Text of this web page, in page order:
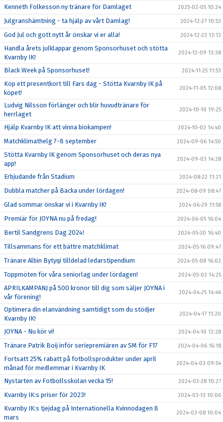
Kenneth Folkesson ny tränare för Damlaget 2025-02-05 10:24
Julgranshämtning - ta hjälp av vårt Damlag! 2024-12-27 10:53
God Jul och gott nytt år önskar vi er alla! 2024-12-23 13:13
Handla årets julklappar genom Sponsorhuset och stötta
Kvarnby IK!
2024-12-09 13:38
Black Week på Sponsorhuset! 2024-11-25 11:53
Köp ett presentkort till Fars dag - Stötta Kvarnby IK på
köpet!
2024-11-05 12:08
Ludvig Nilsson förlänger och blir huvudtränare för
herrlaget
2024-10-10 19:25
Hjälp Kvarnby IK att vinna biokampen! 2024-10-02 14:40
Matchklimathelg 7-8 september 2024-09-06 14:50
Stötta Kvarnby IK genom Sponsorhuset och deras nya
app!
2024-09-03 14:28
Erbjudande från Stadium 2024-08-22 11:21
Dubbla matcher på Bäcka under lördagen! 2024-08-09 08:47
Glad sommar önskar vi i Kvarnby IK! 2024-06-29 11:58
Premiär för JOYNA nu på fredag! 2024-06-05 16:04
Bertil Sandgrens Dag 2024! 2024-05-30 16:40
Tillsammans för ett bättre matchklimat 2024-05-16 09:47
Tränare Albin Bytyqi tilldelad ledarstipendium 2024-05-08 16:02
Toppmöten för våra seniorlag under lördagen! 2024-05-03 14:25
APRILKAMPANJ på 500 kronor till dig som säljer JOYNA i
vår förening!
2024-04-25 14:46
Optimera din elanvändning samtidigt som du stödjer
Kvarnby IK!
2024-04-17 11:20
JOYNA - Nu kör vi! 2024-04-10 12:28
Tränare Patrik Boij inför seriepremiären av SM för F17 2024-04-06 16:18
Fortsatt 25% rabatt på fotbollsprodukter under april
månad för medlemmar i Kvarnby IK
2024-04-03 09:54
Nystarten av Fotbollsskolan vecka 15! 2024-03-28 10:27
Kvarnby IK:s priser för 2023! 2024-03-13 10:06
Kvarnby IK:s tjejdag på Internationella Kvinnodagen 8
mars
2024-03-08 10:04